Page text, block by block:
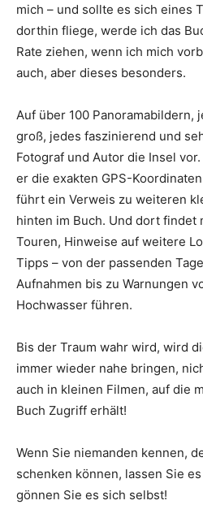
mich – und sollte es sich eines
dorthin fliege, werde ich das
Rate ziehen, wenn ich mich
auch, aber dieses besonders.
Auf über 100 Panoramabildern,
groß, jedes faszinierend und
Fotograf und Autor die Insel
er die exakten GPS-
führt ein Verweis zu weiteren
hinten im Buch. Und dort findet
Touren, Hinweise auf weitere
Tipps – von der passenden
Aufnahmen bis zu Warnungen
Hochwasser führen.
Bis der Traum wahr wird, wird
immer wieder nahe bringen,
auch in kleinen Filmen, auf die
Buch Zugriff erhält!
Wenn Sie niemanden kennen,
schenken können, lassen Sie
gönnen Sie es sich selbst!